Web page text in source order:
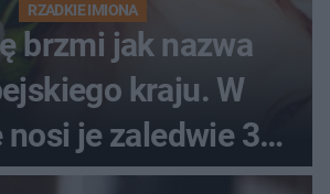
RZADKIE IMIONA
brzmi jak nazwa
kraju. W
nosi je zaledwie 3
kobiety